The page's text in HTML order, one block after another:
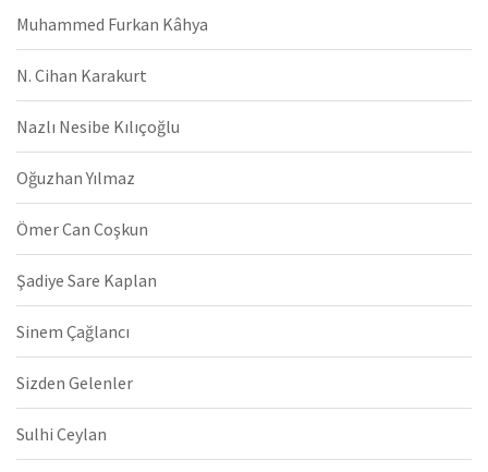
Muhammed Furkan Kâhya
N. Cihan Karakurt
Nazlı Nesibe Kılıçoğlu
Oğuzhan Yılmaz
Ömer Can Coşkun
Şadiye Sare Kaplan
Sinem Çağlancı
Sizden Gelenler
Sulhi Ceylan